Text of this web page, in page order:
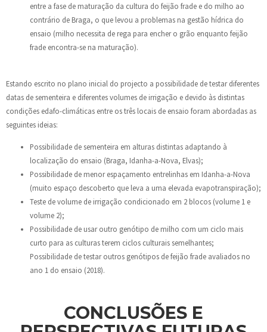
entre a fase de maturação da cultura do feijão frade e do milho ao
contrário de Braga, o que levou a problemas na gestão hídrica do
ensaio (milho necessita de rega para encher o grão enquanto feijão
frade encontra-se na maturação).
Estando escrito no plano inicial do projecto a possibilidade de testar diferentes
datas de sementeira e diferentes volumes de irrigação e devido às distintas
condições edafo-climáticas entre os três locais de ensaio foram abordadas as
seguintes ideias:
Possibilidade de sementeira em alturas distintas adaptando à
localização do ensaio (Braga, Idanha-a-Nova, Elvas);
Possibilidade de menor espaçamento entrelinhas em Idanha-a-Nova
(muito espaço descoberto que leva a uma elevada evapotranspiração);
Teste de volume de irrigação condicionado em 2 blocos (volume 1 e
volume 2);
Possibilidade de usar outro genótipo de milho com um ciclo mais
curto para as culturas terem ciclos culturais semelhantes;
Possibilidade de testar outros genótipos de feijão frade avaliados no
ano 1 do ensaio (2018).
CONCLUSÕES E